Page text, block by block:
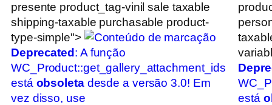
presente product_tag-vinil sale taxable
shipping-taxable purchasable product-
type-simple">
Deprecated : A função
WC_Product::get_gallery_attachment_ids
está obsoletadesde a versão 3.0! Em
vez disso, use
está